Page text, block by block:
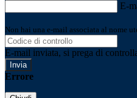
E-
Non hai una e-mail associata al nome
E-mail inviata, si prega di
Errore